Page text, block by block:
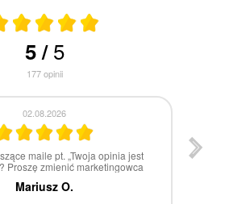
5/5
177opinii
30.07.2026
W 100% polecam
Marcin Z.